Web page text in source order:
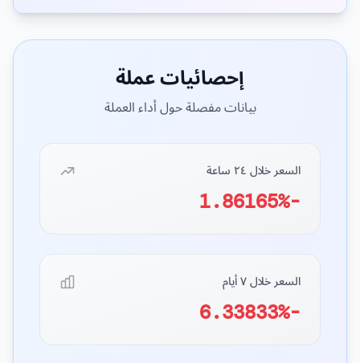
إحصائيات عملة
بيانات مفصلة حول أداء العملة
السعر خلال ٢٤ ساعة
-1.86165%
السعر خلال ٧ أيام
-6.33833%